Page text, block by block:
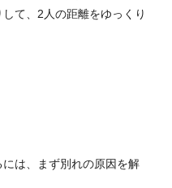
て、2人の距離をゆっくり
は、まず別れの原因を解